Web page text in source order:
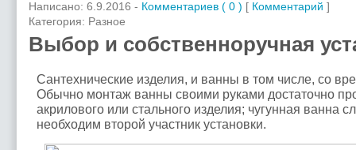
Написано: 6.9.2016 - Комментариев ( 0 ) [ Комментарий ]
Категория: Разное
Выбор и собственноручная
Сантехнические изделия, и ванны в том числе, со
Обычно монтаж ванны своими руками достаточно
акрилового или стального изделия; чугунная ванна
необходим второй участник установки.